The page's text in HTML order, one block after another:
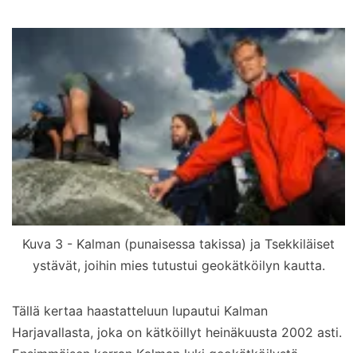
Kuva 3 - Kalman (punaisessa takissa) ja Tsekkiläiset
ystävät, joihin mies tutustui geokätköilyn kautta.
Tällä kertaa haastatteluun lupautui Kalman
Harjavallasta, joka on kätköillyt heinäkuusta 2002 asti.